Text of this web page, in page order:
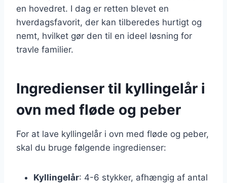
en hovedret. I dag er retten blevet en
hverdagsfavorit, der kan tilberedes hurtigt og
nemt, hvilket gør den til en ideel løsning for
travle familier.
Ingredienser til kyllingelår i
ovn med fløde og peber
For at lave kyllingelår i ovn med fløde og peber,
skal du bruge følgende ingredienser:
Kyllingelår: 4-6 stykker, afhængig af antal